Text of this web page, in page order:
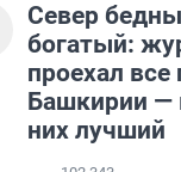
Север
богатый:
проехал все
Башкирии —
них лучший